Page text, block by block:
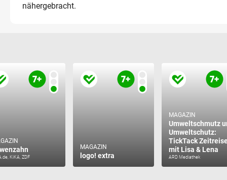
nähergebracht.
KiKA, ZDF
MAGAZIN
logo! extra
MAGAZIN
Umweltschmutz
Umweltschutz:
TickTack
mit Lisa & Lena
ARD Mediathek